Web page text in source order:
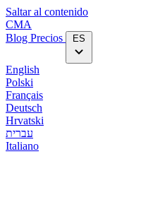
Saltar al contenido
CMA
Blog‎ Precios ES
English
Polski
Français
Deutsch
Hrvatski
עברית
Italiano